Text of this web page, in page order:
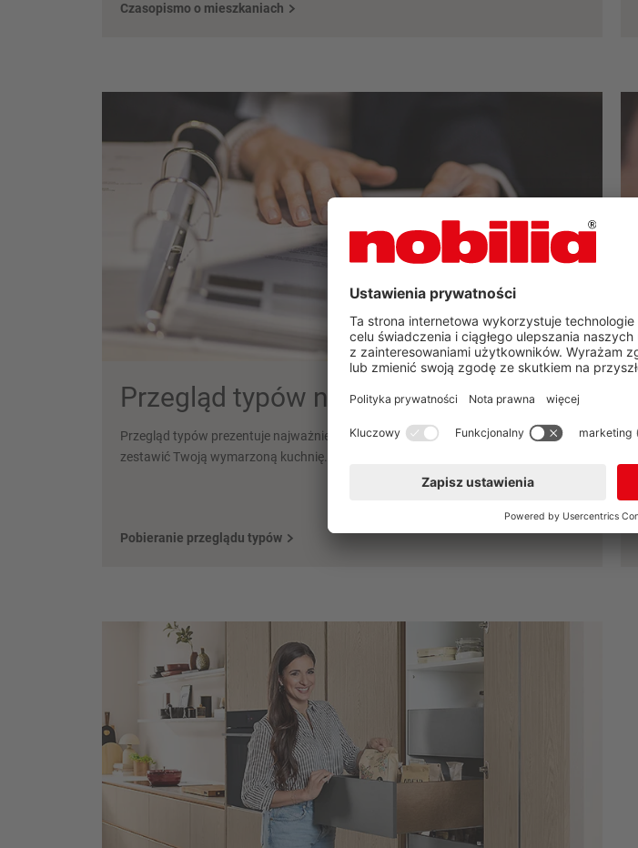
Czasopismo o mieszkaniach
Przegląd typów nobilia.
Przegląd typów prezentuje najważniejsze wersje modułów, z których możesz
zestawić Twoją wymarzoną kuchnię.
Pobieranie przeglądu typów